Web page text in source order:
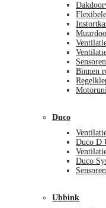
Binnen
Duco
Duco D
Duco
Sensoren
Ubbink